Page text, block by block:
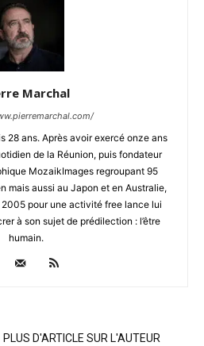
Marchal
28 ans. Après avoir exercé onze ans
de la Réunion, puis fondateur
MozaikImages regroupant 95
mais aussi au Japon et en Australie,
pour une activité free lance lui
à son sujet de prédilection : l’être
humain.
PLUS D'ARTICLE SUR L'AUTEUR